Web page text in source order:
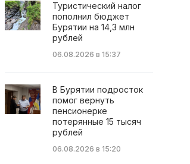
Туристический налог
пополнил бюджет
Бурятии на 14,3 млн
рублей
06.08.2026 в 15:37
В Бурятии подросток
помог вернуть
пенсионерке
потерянные 15 тысяч
рублей
06.08.2026 в 15:20